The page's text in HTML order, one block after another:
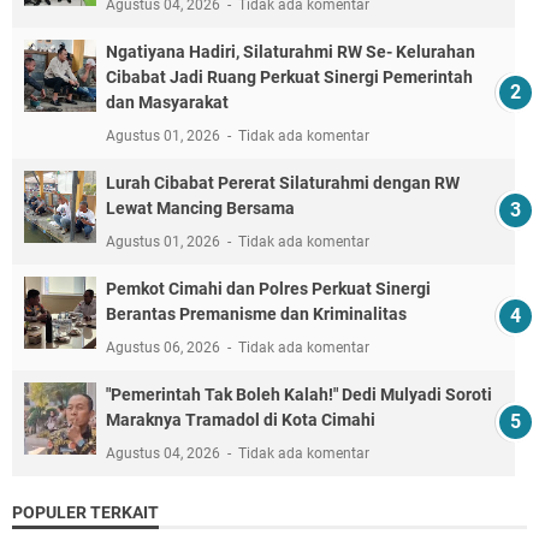
Agustus 04, 2026 Tidak ada komentar
Ngatiyana Hadiri, Silaturahmi RW Se- Kelurahan
Cibabat Jadi Ruang Perkuat Sinergi Pemerintah
dan Masyarakat
Agustus 01, 2026 Tidak ada komentar
Lurah Cibabat Pererat Silaturahmi dengan RW
Lewat Mancing Bersama
Agustus 01, 2026 Tidak ada komentar
Pemkot Cimahi dan Polres Perkuat Sinergi
Berantas Premanisme dan Kriminalitas
Agustus 06, 2026 Tidak ada komentar
"Pemerintah Tak Boleh Kalah!" Dedi Mulyadi Soroti
Maraknya Tramadol di Kota Cimahi
Agustus 04, 2026 Tidak ada komentar
POPULER TERKAIT